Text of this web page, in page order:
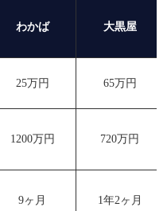
わかば 大黒屋
25万円 65万円
1200万円 720万円
9ヶ月 1年2ヶ月